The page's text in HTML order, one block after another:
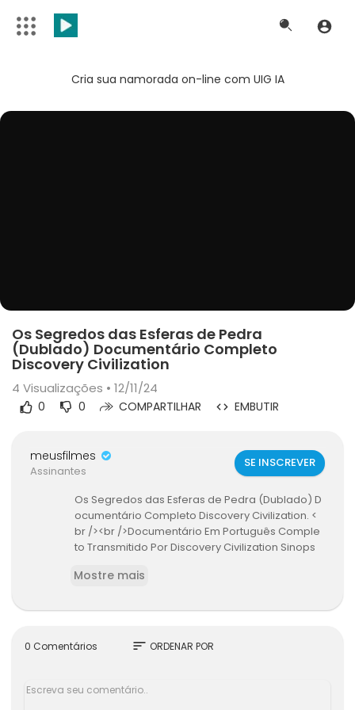
Cria sua namorada on-line com UIG IA
Os Segredos das Esferas de Pedra
(Dublado) Documentário Completo
Discovery Civilization
4 Visualizações • 12/11/24
0 0 COMPARTILHAR EMBUTIR
meusfilmes
Assinantes
SE INSCREVER
Os Segredos das Esferas de Pedra (Dublado) D
ocumentário Completo Discovery Civilization. <
br /><br />Documentário Em Português Comple
to Transmitido Por Discovery Civilization Sinops
do Egito, da Ilha de ... <br /><br />Adcione no fac
os, documentários hd,documentários livres,top
ompleto Dublado] Documentário Discovery Civi
mentário Em Português Completo Transmitido P
Mostre mais
0 Comentários sort ORDENAR POR